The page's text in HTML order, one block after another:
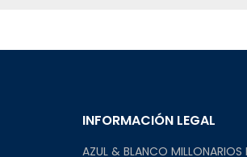
INFORMACIÓN LEGAL
AZUL & BLANCO MILLONARIOS